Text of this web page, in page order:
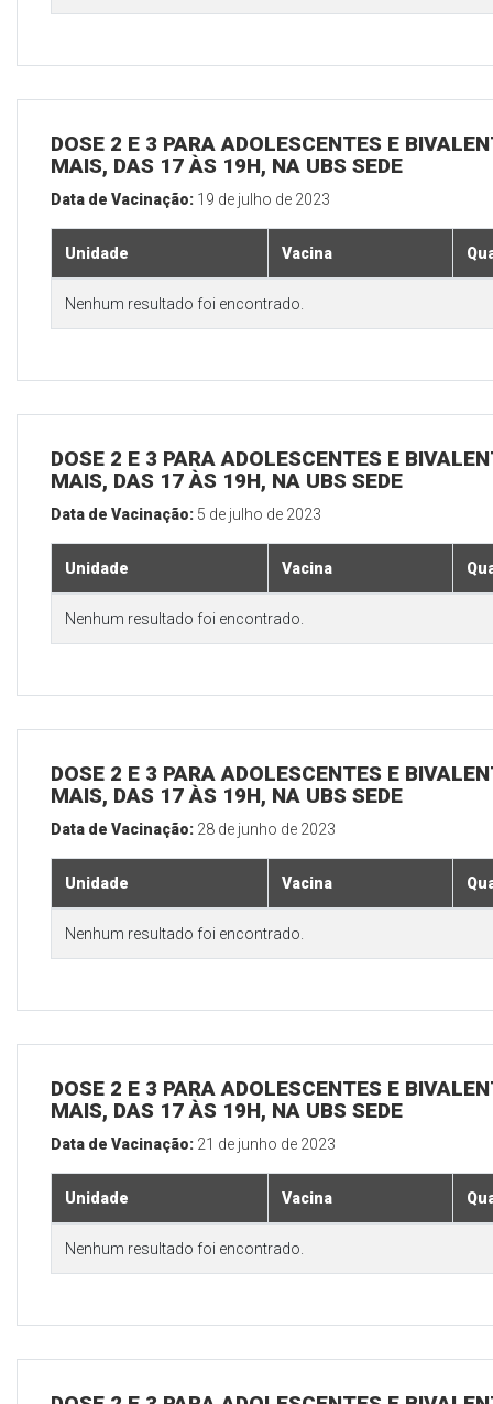
DOSE 2 E 3 PARA ADOLESCENTES E
MAIS, DAS 17 ÀS 19H, NA UBS SEDE
Data de Vacinação: 19 de julho de 2023
Unidade Vacina
Nenhum resultado foi encontrado.
DOSE 2 E 3 PARA ADOLESCENTES E
MAIS, DAS 17 ÀS 19H, NA UBS SEDE
Data de Vacinação: 5 de julho de 2023
Unidade Vacina
Nenhum resultado foi encontrado.
DOSE 2 E 3 PARA ADOLESCENTES E
MAIS, DAS 17 ÀS 19H, NA UBS SEDE
Data de Vacinação: 28 de junho de 2023
Unidade Vacina
Nenhum resultado foi encontrado.
DOSE 2 E 3 PARA ADOLESCENTES E
MAIS, DAS 17 ÀS 19H, NA UBS SEDE
Data de Vacinação: 21 de junho de 2023
Unidade Vacina
Nenhum resultado foi encontrado.